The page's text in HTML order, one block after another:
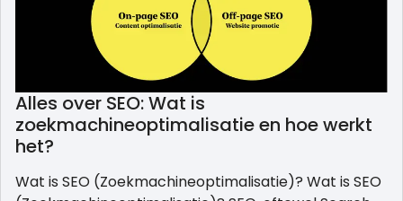
Alles over SEO: Wat is
zoekmachineoptimalisatie en hoe werkt
het?
Wat is SEO (Zoekmachineoptimalisatie)? Wat is SEO